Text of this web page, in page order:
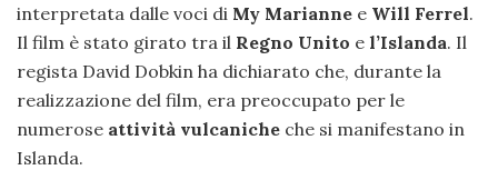
interpretata dalle voci di My Marianne e Will Ferrel.
Il film è stato girato tra il Regno Unito e l’Islanda. Il
regista David Dobkin ha dichiarato che, durante la
realizzazione del film, era preoccupato per le
numerose attività vulcaniche che si manifestano in
Islanda.